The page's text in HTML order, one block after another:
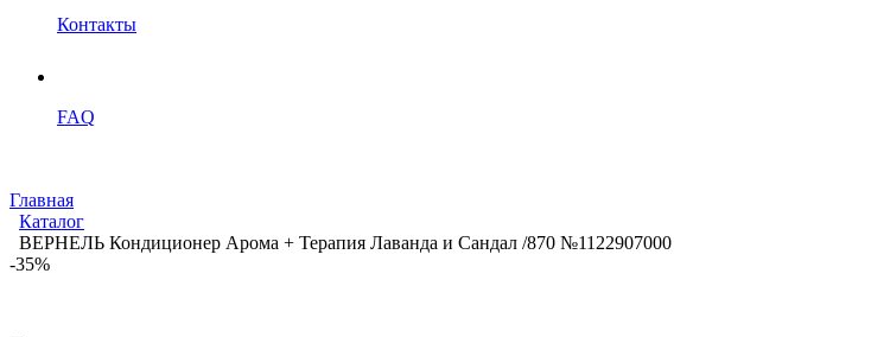
Контакты
FAQ
Главная
Каталог
ВЕРНЕЛЬ Кондиционер Арома + Терапия Лаванда и Сандал /870 №1122907000
-35%